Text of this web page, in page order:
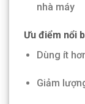
nhà máy
Ưu điểm nổi
Dùng ít
Giảm